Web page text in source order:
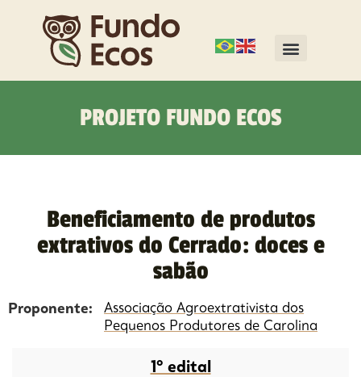
PROJETO FUNDO ECOS
Beneficiamento de produtos
extrativos do Cerrado: doces e
sabão
Proponente: Associação Agroextrativista dos
Pequenos Produtores de Carolina
1º edital